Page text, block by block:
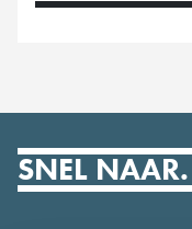
SNEL NAAR.